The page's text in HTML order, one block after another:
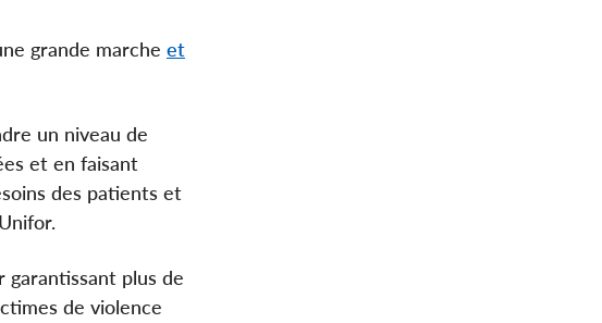
grande marche et
un niveau de
et en faisant
des patients et
garantissant plus de
de violence